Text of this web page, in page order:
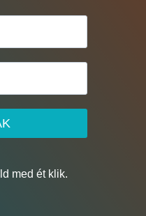
med ét klik.